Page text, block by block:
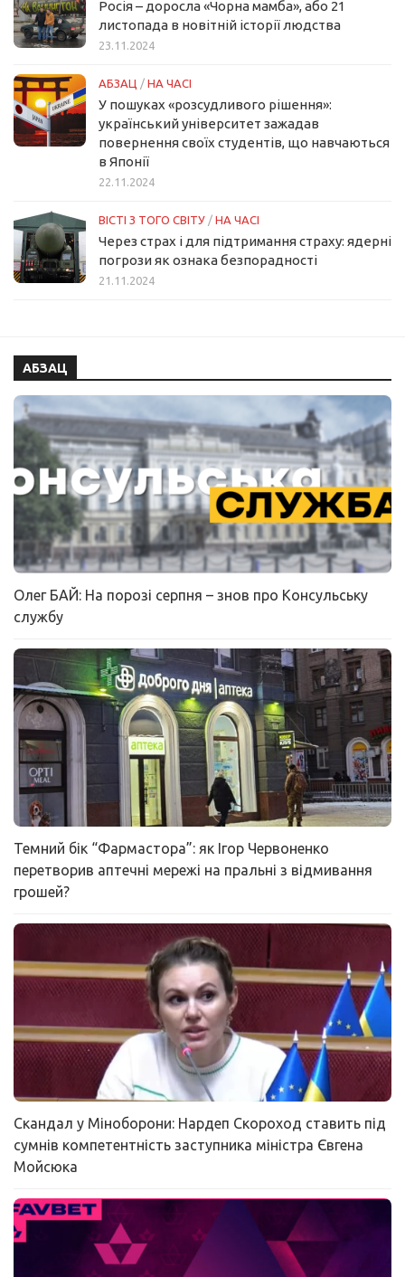
Росія – доросла «Чорна мамба», або 21
листопада в новітній історії людства
23.11.2024
АБЗАЦ / НА ЧАСІ
У пошуках «розсудливого рішення»:
український університет зажадав
повернення своїх студентів, що навчаються
в Японії
22.11.2024
ВІСТІ З ТОГО СВІТУ / НА ЧАСІ
Через страх і для підтримання страху: ядерні
погрози як ознака безпорадності
21.11.2024
АБЗАЦ
Олег БАЙ: На порозі серпня – знов про Консульську
службу
Темний бік “Фармастора”: як Ігор Червоненко
перетворив аптечні мережі на пральні з відмивання
грошей?
Скандал у Міноборони: Нардеп Скороход ставить під
сумнів компетентність заступника міністра Євгена
Мойсюка